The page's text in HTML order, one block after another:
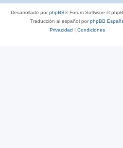
Desarrollado porphpBB® Forum Software ©
Traducción al español porphpBB
Privacidad | Condiciones